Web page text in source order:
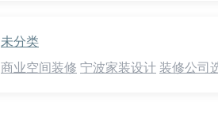
未分类
商业空间装修 宁波家装设计装修公司